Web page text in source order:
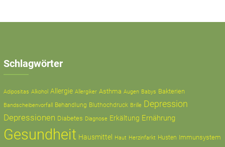
Schlagwörter
Adipositas Alkohol Allergie Allergiker Asthma Augen Babys Bakterien
Bandscheibenvorfall Behandlung Bluthochdruck Brille Depression
Depressionen Diabetes Diagnose Erkältung Ernährung
Gesundheit Hausmittel Haut Herzinfarkt Husten Immunsystem